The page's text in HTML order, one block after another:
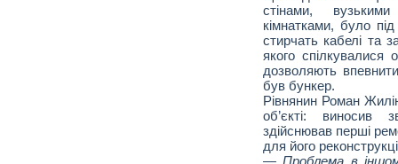
стінами,
кімнатками, було
стирчать кабелі та
якого спілкувалися
дозволяють
був бункер.
Рівнянин Роман
об’єкті: виносив
здійснював перші
для його
— Проблема в